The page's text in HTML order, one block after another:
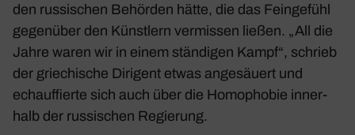
den russi­schen Behörden hätte, die das Fein­ge­fühl
gegen­über den Künst­lern vermissen ließen. „All die
Jahre waren wir in einem stän­digen Kampf“, schrieb
der grie­chi­sche Diri­gent etwas ange­säuert und
echauf­fierte sich auch über die Homo­phobie inner­
halb der russi­schen Regie­rung.